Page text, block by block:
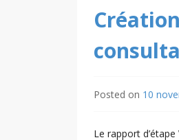
Posted on 10
Le rapport